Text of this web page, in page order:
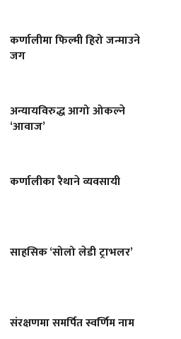
कर्णालीमा फिल्मी हिरो जन्माउने
जग
अन्यायविरुद्ध आगो ओकल्ने
‘आवाज’
कर्णालीका रैथाने व्यवसायी
साहसिक ‘सोलो लेडी ट्राभलर’
संरक्षणमा समर्पित स्वर्णिम नाम